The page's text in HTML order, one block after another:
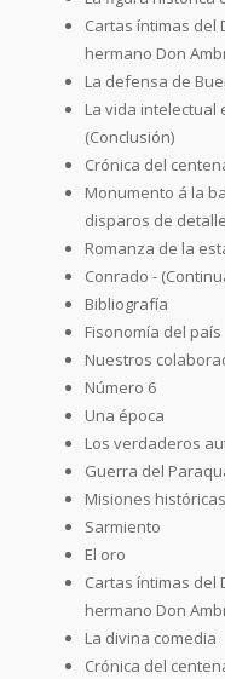
Cartas íntimas del
hermano Don
La defensa de
La vida intelectual
(Conclusión)
Crónica del
Monumento á la
disparos de
Romanza de la
Conrado -
Bibliografía
Fisonomía del país
Nuestros
Número 6
Una época
Los verdaderos
Guerra del
Misiones históricas
Sarmiento
El oro
Cartas íntimas del
hermano Don
La divina comedia
Crónica del